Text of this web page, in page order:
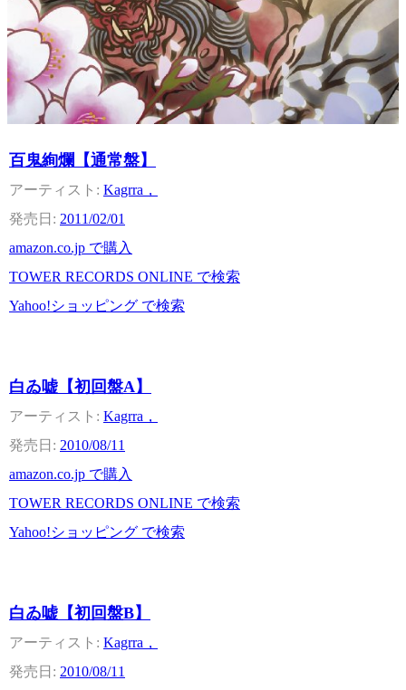
百鬼絢爛【通常盤】
Kagrra，
2011/02/01
amazon.co.jp で購入
TOWER RECORDS ONLINE で検索
Yahoo!ショッピング で検索
白ゐ嘘【初回盤A】
Kagrra，
2010/08/11
amazon.co.jp で購入
TOWER RECORDS ONLINE で検索
Yahoo!ショッピング で検索
白ゐ嘘【初回盤B】
Kagrra，
2010/08/11